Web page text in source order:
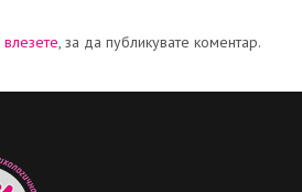
влезете, за да публикувате коментар.